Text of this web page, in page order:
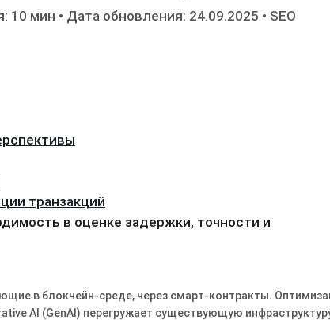
10 мин • Дата обновления: 24.09.2025 • SEO
транзакций
в оценке задержки, точности и
в блокчейн-среде, через смарт-контракты.
AI (GenAI) перегружает существующую